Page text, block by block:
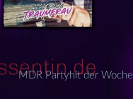
MDR Partyhit der Woche
Bestellung